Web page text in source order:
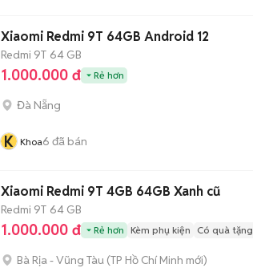
Xiaomi Redmi 9T 64GB Android 12
Redmi 9T 64 GB
1.000.000 đ Rẻ hơn
Đà Nẵng
K Khoa6 đã bán
Xiaomi Redmi 9T 4GB 64GB Xanh cũ
Redmi 9T 64 GB
1.000.000 đ Rẻ hơn Kèm phụ kiện Có quà tặng
Bà Rịa - Vũng Tàu (TP Hồ Chí Minh mới)